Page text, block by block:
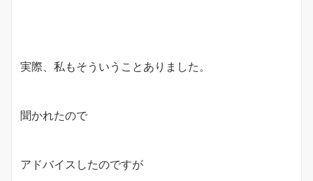
実際、私もそういうことありました。
聞かれたので
アドバイスしたのですが